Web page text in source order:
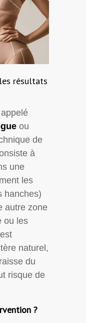
résultats
ou
de
à
une
les
hanches)
autre zone
ou les
naturel,
du
risque de
?